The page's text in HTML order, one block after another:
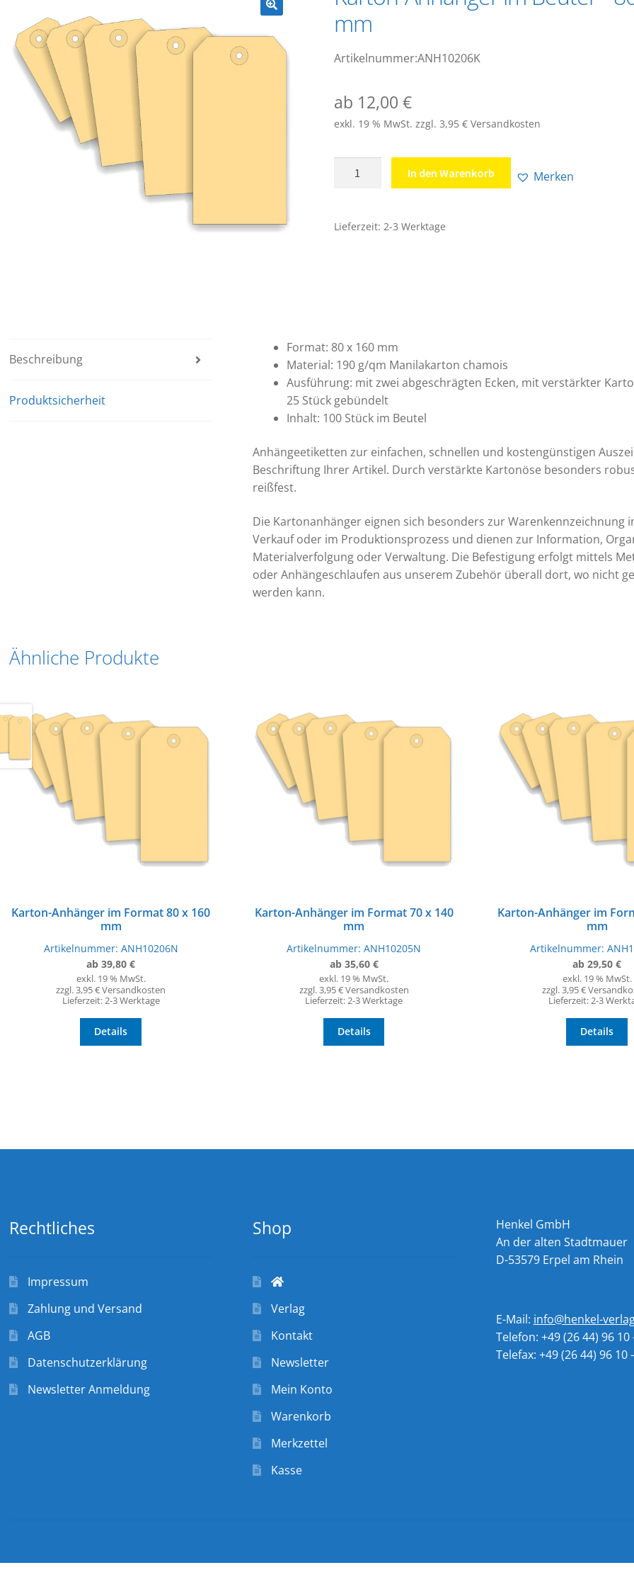
mm
Artikelnummer:ANH10206K
ab 12,00 €
exkl. 19 % MwSt. zzgl. 3,95 € Versandkosten
Anhänger
-
In den Warenkorb Merken
Lieferzeit: 2-3 Werktage
Beschreibung
Produktsicherheit
Format: 80 x 160 mm
Material: 190 g/qm Manilakarton chamois
Ausführung: mit zwei abgeschrägten Ecken, mit verstärkter
25 Stück gebündelt
Inhalt: 100 Stück im Beutel
Anhängeetiketten zur einfachen, schnellen und kostengünstigen
Beschriftung Ihrer Artikel. Durch verstärkte Kartonöse besonders
reißfest.
Die Kartonanhänger eignen sich besonders zur Warenkennzeichnung
Verkauf oder im Produktionsprozess und dienen zur Information,
Materialverfolgung oder Verwaltung. Die Befestigung erfolgt mittels
oder Anhängeschlaufen aus unserem Zubehör überall dort, wo nicht
werden kann.
Ähnliche Produkte
Karton-Anhänger im Format 80 x 160
mm
Artikelnummer: ANH10206N
ab39,80€
exkl. 19 % MwSt.
zzgl. 3,95 € Versandkosten
Lieferzeit:2-3 Werktage
Details
Karton-Anhänger im Format 70 x 140
mm
Artikelnummer:ANH10205N
ab 35,60 €
exkl. 19 % MwSt.
zzgl. 3,95 € Versandkosten
Lieferzeit:2-3 Werktage
Details
Karton-Anhänger im
mm
Artikelnummer:
ab29,50€
exkl. 19 % MwSt.
zzgl. 3,95 €
Lieferzeit:2-3
Details
Rechtliches
Impressum
Zahlung und Versand
AGB
Datenschutzerklärung
Newsletter Anmeldung
Shop
Verlag
Kontakt
Newsletter
Mein Konto
Warenkorb
Merkzettel
Kasse
Henkel GmbH
An der alten Stadtmauer
D-53579 Erpel am Rhein
E-Mail: info@henkel-
Telefon: +49 (26 44) 96 10
Telefax: +49 (26 44) 96 10